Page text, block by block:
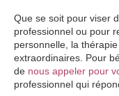
Que se soit pour viser
professionnel ou pour
personnelle, la
extraordinaires. Pour
de nous appeler pour
professionnel qui